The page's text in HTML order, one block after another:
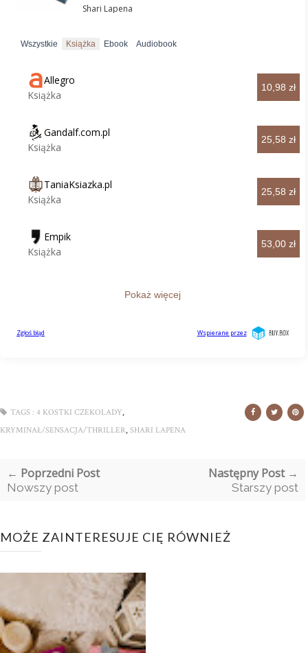
TAGS : 4 KOSTKI CZEKOLADY,
KRYMINAŁ/SENSACJA/THRILLER, SHARI LAPENA
← Poprzedni Post
Nowszy post
Następny Post →
Starszy post
MOŻE ZAINTERESUJE CIĘ RÓWNIEŻ